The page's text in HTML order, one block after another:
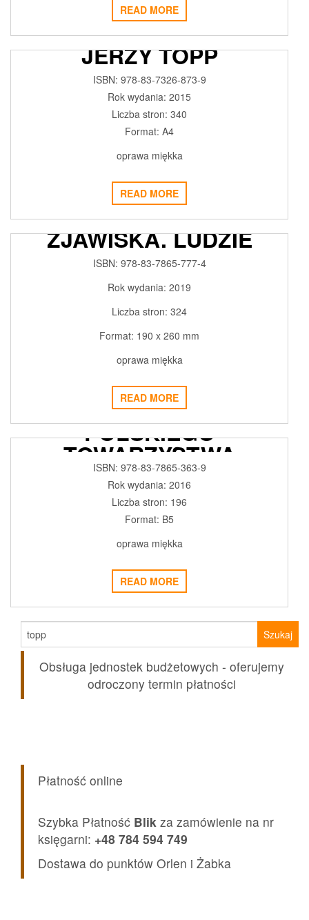
READ MORE
ALGEBRA LINIOWA
JERZY TOPP
2017-11-29 ADMIN3992 0
ISBN: 978-83-7326-873-9
Rok wydania: 2015
Liczba stron: 340
Format: A4
oprawa miękka
READ MORE
TEATR WYBRZEŻE W
LATACH 1996–2016.
ZJAWISKA, LUDZIE
PRZEDSTAWIENIA
2019-02-20 ADMIN3992
ISBN: 978-83-7865-777-4
Rok wydania: 2019
Liczba stron: 324
Format: 190 x 260 mm
oprawa miękka
READ MORE
SHAKESPEARE PO
POLSKU. 20 LAT
POLSKIEGO
TOWARZYSTWA
SZEKSPIROWSKIEGO
2017-12-21 ADMIN3992
ISBN: 978-83-7865-363-9
Rok wydania: 2016
Liczba stron: 196
Format: B5
oprawa miękka
READ MORE
Obsługa jednostek budżetowych - oferujemy
odroczony termin płatności
Płatność online
Szybka Płatność Blik za zamówienie na nr
księgarni: +48 784 594 749
Dostawa do punktów Orlen i Żabka